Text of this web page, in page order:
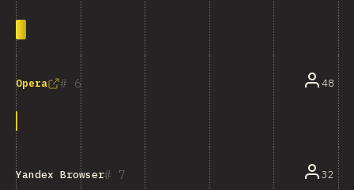
6
Opera 48
7
Yandex Browser 32